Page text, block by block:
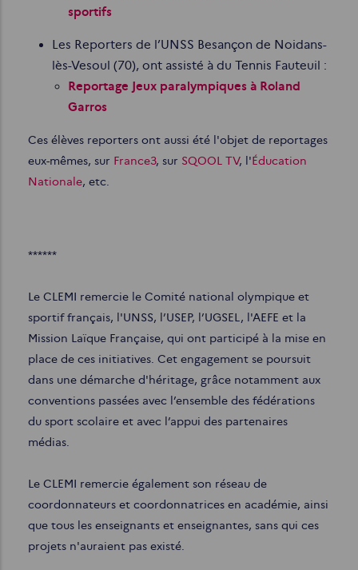
sportifs
Les Reporters de l’UNSS Besançon de Noidans-
lès-Vesoul (70), ont assisté à du Tennis Fauteuil :
Reportage Jeux paralympiques à Roland
Garros
Ces élèves reporters ont aussi été l'objet de reportages
eux-mêmes, sur France3, sur SQOOL TV, l'Éducation
Nationale, etc.
******
Le CLEMI remercie le Comité national olympique et
sportif français, l'UNSS, l’USEP, l’UGSEL, l'AEFE et la
Mission Laïque Française, qui ont participé à la mise en
place de ces initiatives. Cet engagement se poursuit
dans une démarche d'héritage, grâce notamment aux
conventions passées avec l’ensemble des fédérations
du sport scolaire et avec l’appui des partenaires
médias.
Le CLEMI remercie également son réseau de
coordonnateurs et coordonnatrices en académie, ainsi
que tous les enseignants et enseignantes, sans qui ces
projets n'auraient pas existé.